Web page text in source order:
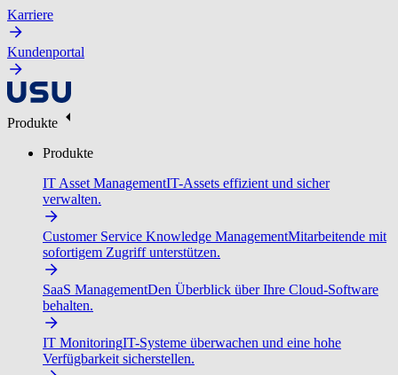
Karriere
Kundenportal
Produkte
Produkte
IT Asset ManagementIT-Assets effizient und sicher
verwalten.
Customer Service Knowledge ManagementMitarbeitende mit
sofortigem Zugriff unterstützen.
SaaS ManagementDen Überblick über Ihre Cloud-Software
behalten.
IT MonitoringIT-Systeme überwachen und eine hohe
Verfügbarkeit sicherstellen.